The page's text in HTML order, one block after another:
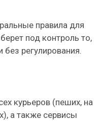
правила для
под контроль то,
без регулирования.
курьеров (пеших, на
а также сервисы